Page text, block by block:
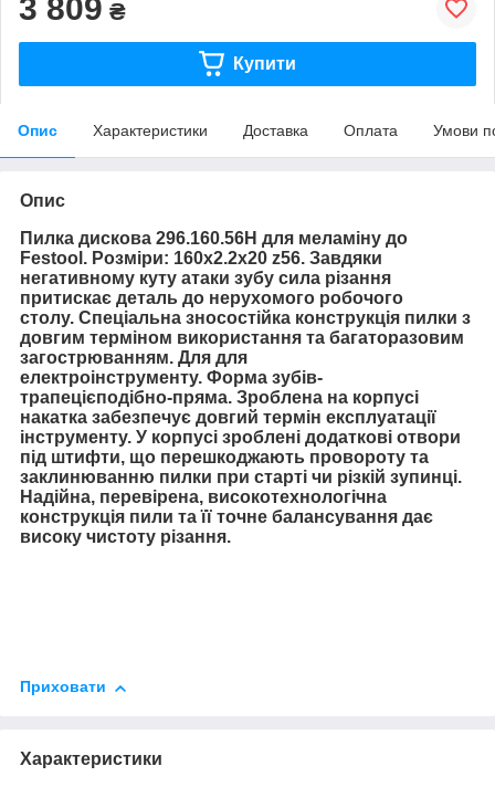
3 809 ₴
Купити
Опис Характеристики Доставка Оплата Умови
Опис
Пилка дискова 296.160.56H для меламіну до
Festool . Розміри: 160х2.2х20 z56. Завдяки
негативному куту атаки зубу сила різання
притискає деталь до нерухомого робочого
столу. Спеціальна зносостійка конструкція пилки з
довгим терміном використання та багаторазовим
загострюванням. Для для
електроінструменту. Форма зубів-
трапецієподібно-пряма. Зроблена на корпусі
накатка забезпечує довгий термін експлуатації
інструменту. У корпусі зроблені додаткові отвори
під штифти, що перешкоджають провороту та
заклинюванню пилки при старті чи різкій зупинці.
Надійна, перевірена, високотехнологічна
конструкція пили та її точне балансування дає
високу чистоту різання.
Приховати
Характеристики